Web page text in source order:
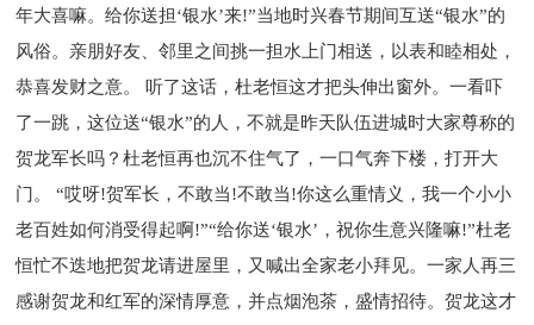
年大喜嘛。给你送担‘银水’来!”当地时兴春节期间互送“银水”的
风俗。亲朋好友、邻里之间挑一担水上门相送，以表和睦相处，
恭喜发财之意。 听了这话，杜老恒这才把头伸出窗外。一看吓
了一跳，这位送“银水”的人，不就是昨天队伍进城时大家尊称的
贺龙军长吗？杜老恒再也沉不住气了，一口气奔下楼，打开大
门。 “哎呀!贺军长，不敢当!不敢当!你这么重情义，我一个小小
老百姓如何消受得起啊!”“给你送‘银水’，祝你生意兴隆嘛!”杜老
恒忙不迭地把贺龙请进屋里，又喊出全家老小拜见。一家人再三
感谢贺龙和红军的深情厚意，并点烟泡茶，盛情招待。贺龙这才